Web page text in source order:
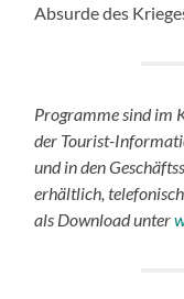
Absurde des
Programme sind im
der Tourist-
und in den
erhältlich,
als Download unter